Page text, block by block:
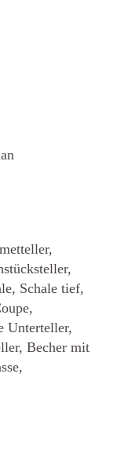
Schale tief,
Unterteller,
Becher mit